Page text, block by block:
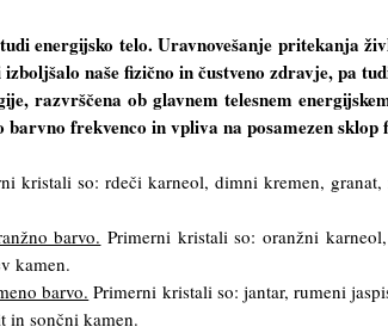
energijsko telo. Uravnovešanje pritekanja
izboljšalo naše fizično in čustveno zdravje, pa
razvrščena ob glavnem telesnem
frekvenco in vpliva na posamezen sklop
kristali so: rdeči karneol, dimni kremen,
barvo. Primerni kristali so: oranžni
kamen.
barvo. Primerni kristali so: jantar, rumeni
in sončni kamen.